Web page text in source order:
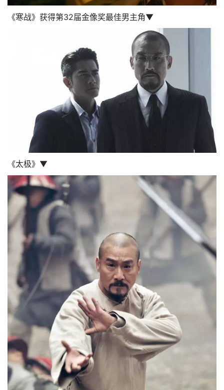
《寒战》获得第32届金像奖最佳男主角▼
《太极》▼